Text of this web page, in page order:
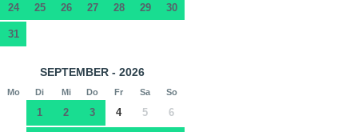
24 25 26 27 28 29 30
31
SEPTEMBER - 2026
Mo Di Mi Do Fr Sa So
1 2 3 4 5 6